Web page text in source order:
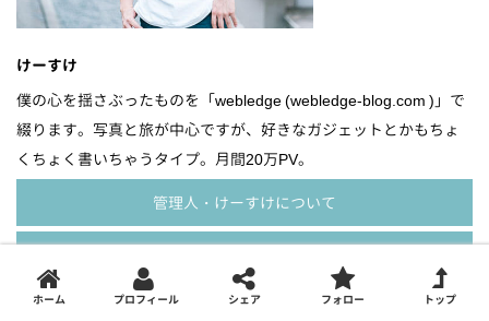
けーすけ
僕の心を揺さぶったものを「webledge (webledge-blog.com )」で
綴ります。写真と旅が中心ですが、好きなガジェットとかもちょ
くちょく書いちゃうタイプ。月間20万PV。
管理人・けーすけについて
ホーム プロフィール シェア フォロー トップ